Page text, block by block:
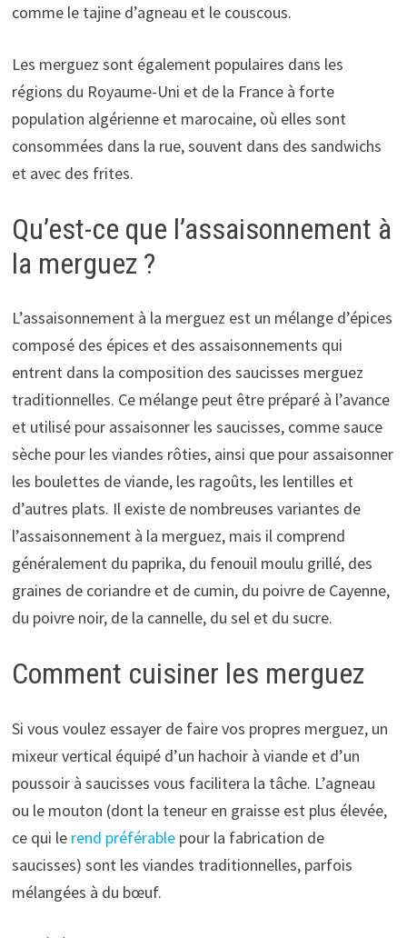
comme le tajine d’agneau et le couscous.
Les merguez sont également populaires dans les
régions du Royaume-Uni et de la France à forte
population algérienne et marocaine, où elles sont
consommées dans la rue, souvent dans des sandwichs
et avec des frites.
Qu’est-ce que l’assaisonnement à
la merguez ?
L’assaisonnement à la merguez est un mélange d’épices
composé des épices et des assaisonnements qui
entrent dans la composition des saucisses merguez
traditionnelles. Ce mélange peut être préparé à l’avance
et utilisé pour assaisonner les saucisses, comme sauce
sèche pour les viandes rôties, ainsi que pour assaisonner
les boulettes de viande, les ragoûts, les lentilles et
d’autres plats. Il existe de nombreuses variantes de
l’assaisonnement à la merguez, mais il comprend
généralement du paprika, du fenouil moulu grillé, des
graines de coriandre et de cumin, du poivre de Cayenne,
du poivre noir, de la cannelle, du sel et du sucre.
Comment cuisiner les merguez
Si vous voulez essayer de faire vos propres merguez, un
mixeur vertical équipé d’un hachoir à viande et d’un
poussoir à saucisses vous facilitera la tâche. L’agneau
ou le mouton (dont la teneur en graisse est plus élevée,
ce qui le rend préférablepour la fabrication de
saucisses) sont les viandes traditionnelles, parfois
mélangées à du bœuf.